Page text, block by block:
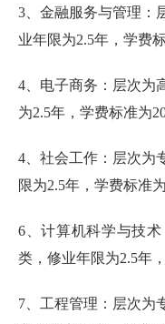
3、金融服务与管理：
业年限为2.5年，学费
4、电子商务：层次为
为2.5年，学费标准为
4、社会工作：层次为
限为2.5年，学费标准
6、计算机科学与技
类，修业年限为2.5年
7、工程管理：层次为